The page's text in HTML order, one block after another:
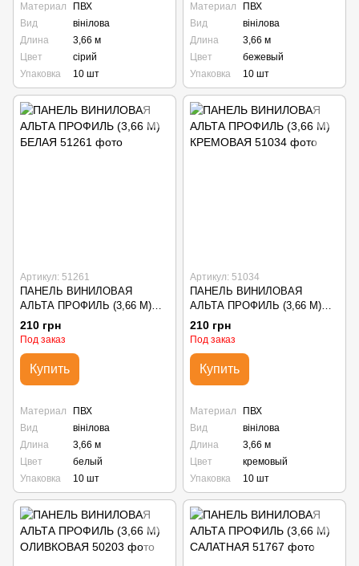
Материал
ПВХ
Вид
вінілова
Длина
3,66 м
Цвет
сірий
Упаковка
10 шт
Материал
ПВХ
Вид
вінілова
Длина
3,66 м
Цвет
бежевый
Упаковка
10 шт
Артикул: 51261
ПАНЕЛЬ ВИНИЛОВАЯ
АЛЬТА ПРОФИЛЬ (3,66 М)
БЕЛАЯ
210 грн
Под заказ
Купить
Материал
ПВХ
Вид
вінілова
Длина
3,66 м
Цвет
белый
Упаковка
10 шт
Артикул: 51034
ПАНЕЛЬ ВИНИЛОВАЯ
АЛЬТА ПРОФИЛЬ (3,66 М)
КРЕМОВАЯ
210 грн
Под заказ
Купить
Материал
ПВХ
Вид
вінілова
Длина
3,66 м
Цвет
кремовый
Упаковка
10 шт